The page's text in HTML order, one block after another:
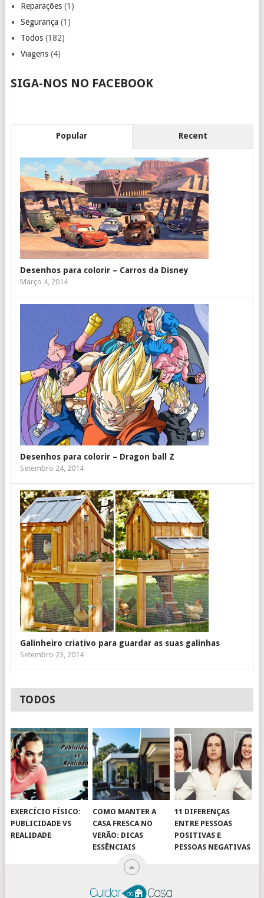
Reparações(1)
Segurança (1)
Todos(182)
Viagens(4)
SIGA-NOS NO FACEBOOK
Popular Recent
Desenhos para colorir – Carros da Disney
Março 4, 2014
Desenhos para colorir – Dragon ball Z
Setembro 24, 2014
Galinheiro criativo para guardar as suas galinhas
Setembro 23, 2014
TODOS
EXERCÍCIO FÍSICO:
PUBLICIDADE VS
REALIDADE
COMO MANTER A
CASA FRESCA NO
VERÃO: DICAS
ESSÊNCIAIS
11 DIFERENÇAS
ENTRE PESSOAS
POSITIVAS E
PESSOAS NEGATIVAS